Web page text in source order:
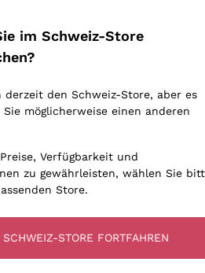
Santi
dei Frati
Sie in unserem Datenschutz-
im Schweiz-Store
derzeit den Schweiz-Store, aber es
möglicherweise einen anderen
Verfügbarkeit und
zu gewährleisten, wählen Sie
Store.
SCHWEIZ-STORE FORTFAHREN